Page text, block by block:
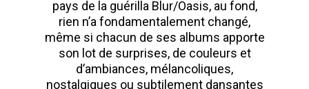
pays de la guérilla Blur/Oasis, au fond,
rien n’a fondamentalement changé,
même si chacun de ses albums apporte
son lot de surprises, de couleurs et
d’ambiances, mélancoliques,
nostalgiques ou subtilement dansantes